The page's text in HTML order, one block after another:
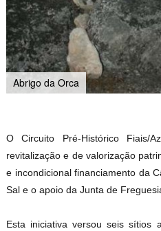
Abrigo da Orca
O Circuito Pré-Histórico Fiais/
revitalização e de valorização
e incondicional financiamento da
Sal e o apoio da Junta de
Esta iniciativa versou seis sítios